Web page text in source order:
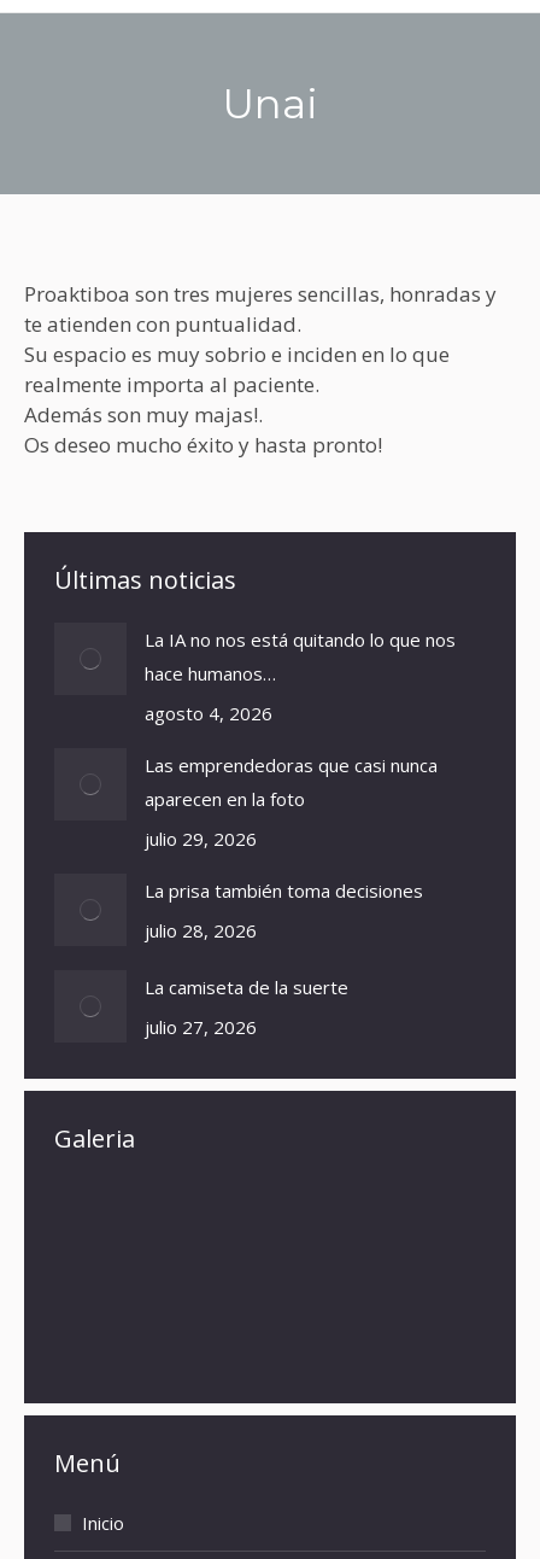
Unai
Proaktiboa son tres mujeres sencillas, honradas y
te atienden con puntualidad.
Su espacio es muy sobrio e inciden en lo que
realmente importa al paciente.
Además son muy majas!.
Os deseo mucho éxito y hasta pronto!
Últimas noticias
La IA no nos está quitando lo que nos
hace humanos…
agosto 4, 2026
Las emprendedoras que casi nunca
aparecen en la foto
julio 29, 2026
La prisa también toma decisiones
julio 28, 2026
La camiseta de la suerte
julio 27, 2026
Galeria
Menú
Inicio